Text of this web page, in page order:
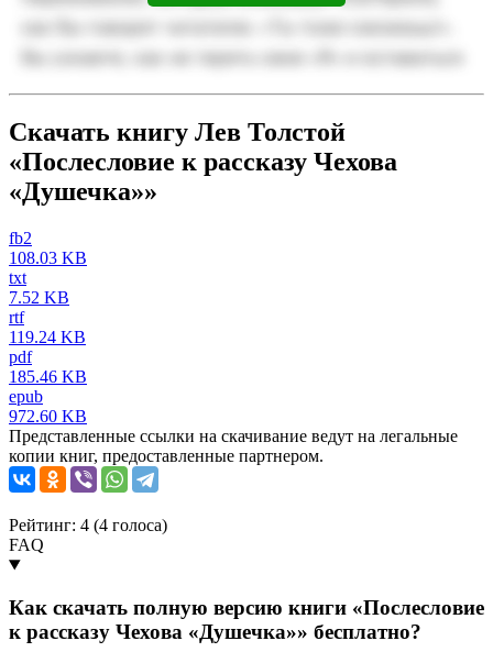
Скачать книгу Лев Толстой
«Послесловие к рассказу Чехова
«Душечка»»
fb2
108.03 KB
txt
7.52 KB
rtf
119.24 KB
pdf
185.46 KB
epub
972.60 KB
Представленные ссылки на скачивание ведут на легальные
копии книг, предоставленные партнером.
Рейтинг: 4 (4 голоса)
FAQ
Как скачать полную версию книги «Послесловие
к рассказу Чехова «Душечка»» бесплатно?